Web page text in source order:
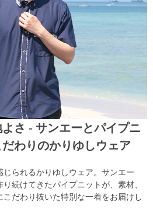
さ - サンエーとパイプニ
わりのかりゆしウェア
られるかりゆしウェア。サンエー
続けてきたパイプニットが、素材、
だわり抜いた特別な一着をお届けし